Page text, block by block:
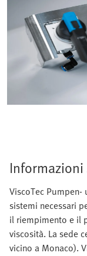
Informazioni
ViscoTec
sistemi necessari
il riempimento e il
viscosità. La sede
vicino a Monaco).